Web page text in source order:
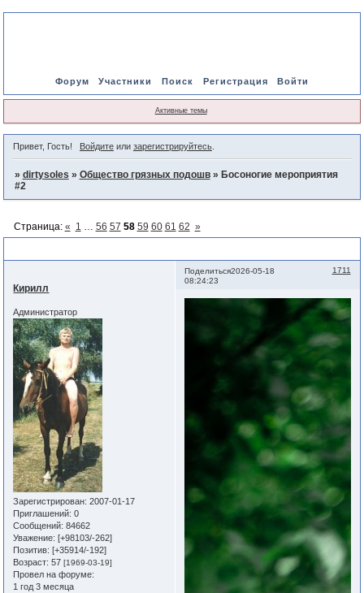
Форум Участники Поиск Регистрация Войти
Активные темы
Привет, Гость! Войдитеили зарегистрируйтесь.
» dirtysoles » Общество грязных подошв » Босоногие мероприятия
#2
Страница: « 1 … 56 57 58 59 60 61 62 »
Поделиться 1711
2026-05-18
08:24:23
Кирилл
Администратор
Зарегистрирован: 2007-01-17
Приглашений: 0
Сообщений: 84662
Уважение: [+98103/-262]
Позитив: [+35914/-192]
Возраст: 57[1969-03-19]
Провел на форуме:
1 год 3 месяца